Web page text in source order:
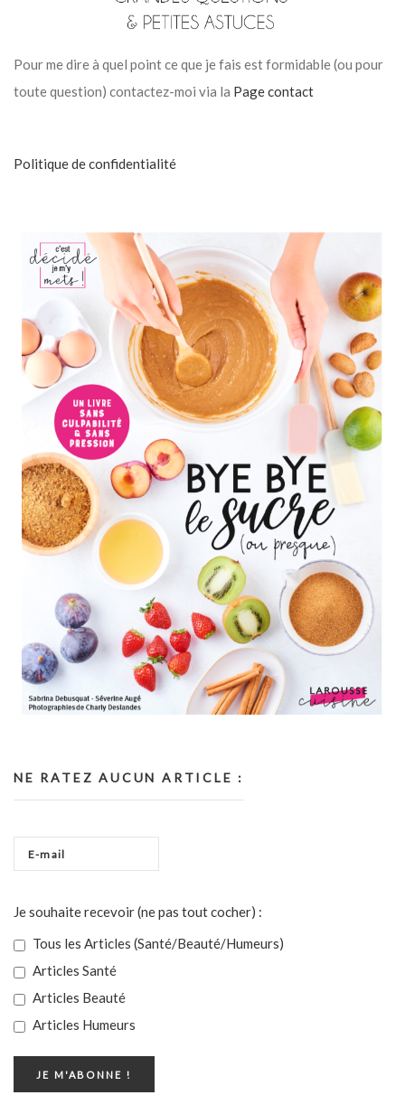
Pour me dire à quel point ce que je fais est formidable (ou pour
toute question) contactez-moi via la Page contact
Politique de confidentialité
NE RATEZ AUCUN ARTICLE :
Je souhaite recevoir (ne pas tout cocher) :
Tous les Articles (Santé/Beauté/Humeurs)
Articles Santé
Articles Beauté
Articles Humeurs